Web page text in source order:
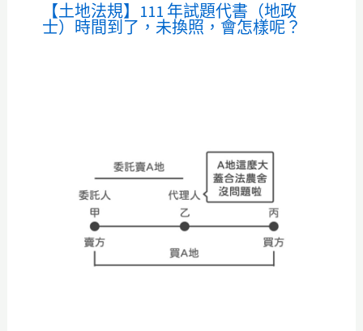
【土地法規】111 年試題代書（地政
士）時間到了，未換照，會怎樣呢？